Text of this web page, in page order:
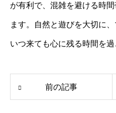
が有利で、混雑を避ける時
ます。自然と遊びを大切に
いつ来ても心に残る時間を過
前の記事